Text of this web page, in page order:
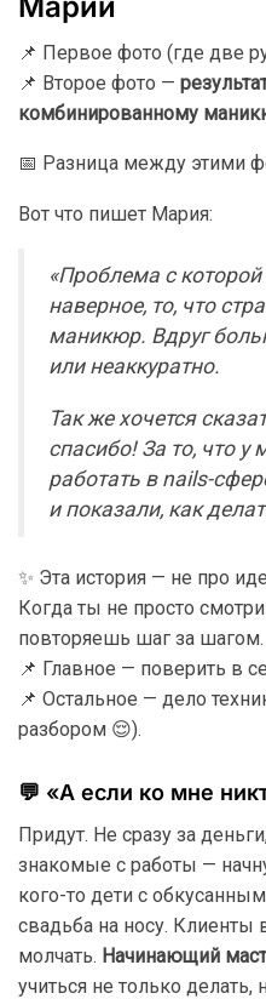
📌 Первое фото (где две
📌 Второе фото —
комбинированному
📅 Разница между этими
Вот что пишет Мария:
«Проблема с
наверное, то, что
маникюр. Вдруг
или неаккуратно.
Так же хочется
спасибо! За то, что у
работать в nails-
и показали, как
✨ Эта история — не про
Когда ты не просто
повторяешь шаг за шагом.
📌 Главное — поверить в
📌 Остальное — дело
разбором 😌).
💬 «А если ко мне
Придут. Не сразу за
знакомые с работы —
кого-то дети с
свадьба на носу. Клиенты
молчать. Начинающий
учиться не только делать,